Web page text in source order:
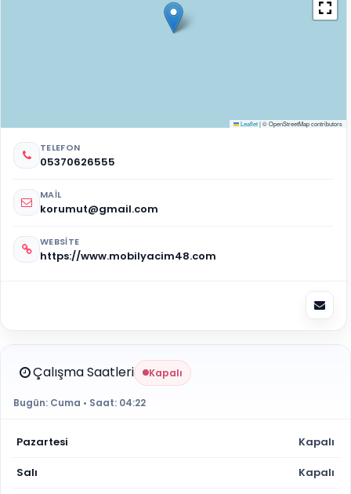
Leaflet|© OpenStreetMap contributors
TELEFON
05370626555
MAIL
korumut@gmail.com
WEBSITE
https://www.mobilyacim48.com
Çalışma Saatleri Kapalı
Bugün: Cuma • Saat: 04:22
Pazartesi Kapalı
Salı Kapalı